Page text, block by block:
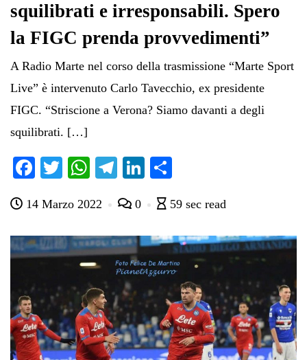
squilibrati e irresponsabili. Spero
la FIGC prenda provvedimenti”
A Radio Marte nel corso della trasmissione “Marte Sport
Live” è intervenuto Carlo Tavecchio, ex presidente
FIGC. “Striscione a Verona? Siamo davanti a degli
squilibrati. […]
Fa
bo
ok
T
tte
r
W
ts
A
pp
Te
gr
a
m
Li
ed
In
di
vi
di
14 Marzo 2022 0 59 sec read